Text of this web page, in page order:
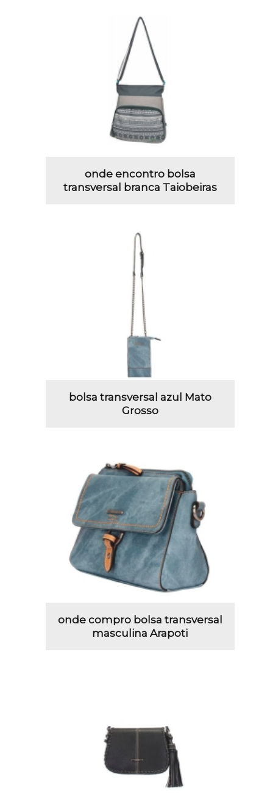
onde encontro bolsa
transversal branca Taiobeiras
bolsa transversal azul Mato
Grosso
onde compro bolsa transversal
masculina Arapoti